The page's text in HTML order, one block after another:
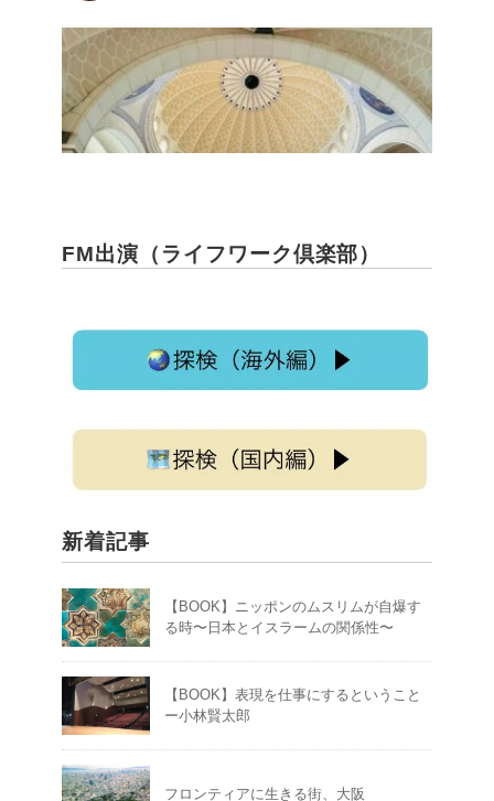
容なので、奇跡の展覧会と呼んでいま
す。
910 2618 X
中国唯一のゾロアスター教寺院「祆
神楼」
535 3257 X
さらに読み込む
FM出演（ライフワーク倶楽部）
新着記事
【BOOK】ニッポンのムスリムが自爆す
る時〜日本とイスラームの関係性〜
【BOOK】表現を仕事にするということ
ー小林賢太郎
フロンティアに生きる街、大阪